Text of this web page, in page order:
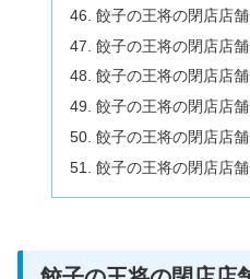
餃子の王将の閉店店
餃子の王将の閉店店
餃子の王将の閉店店
餃子の王将の閉店店
餃子の王将の閉店店
餃子の王将の閉店店